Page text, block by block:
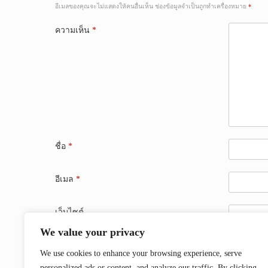
We value your privacy
We use cookies to enhance your browsing experience, serve
อีเมลของคุณจะไม่แสดงให้คนอื่นเห็น ช่องข้อมูลจำเป็นถูกทำเครื่องหมาย *
ความเห็น *
ชื่อ *
อีเมล *
เว็บไซต์
บันทึกชื่อ, อีเมล และชื่อเว็บไซต์ของฉันบนเบราว์เซอร์